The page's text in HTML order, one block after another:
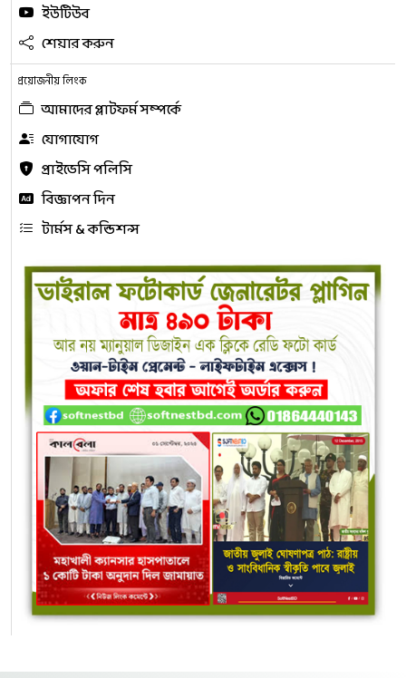
ইউটিউব
শেয়ার করুন
প্রয়োজনীয় লিংক
আমাদের প্লাটফর্ম সম্পর্কে
যোগাযোগ
প্রাইভেসি পলিসি
বিজ্ঞাপন দিন
টার্মস & কন্ডিশন্স